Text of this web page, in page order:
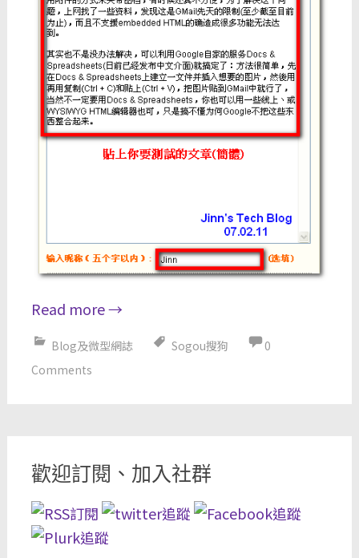
Read more→
Blog及微型網誌 Sogou搜狗
0
Comments
歡迎訂閱、加入社群